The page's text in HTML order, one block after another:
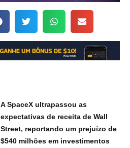
A SpaceX ultrapassou as
expectativas de receita de Wall
Street, reportando um prejuízo de
$540 milhões em investimentos